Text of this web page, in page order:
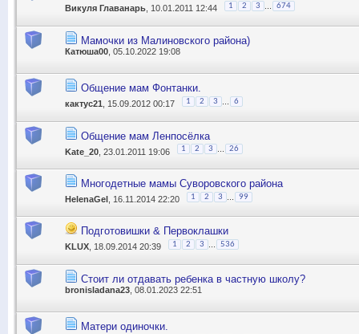
Викуля Главанарь , 10.01.2011 12:44 1 2 3 674
Мамочки из Малиновского района)
Катюша00 , 05.10.2022 19:08
Общение мам Фонтанки.
кактус21 , 15.09.2012 00:17 1 2 3 6
Общение мам Ленпосёлка
Kate_20 , 23.01.2011 19:06 1 2 3 26
Многодетные мамы Суворовского района
HelenaGel , 16.11.2014 22:20 1 2 3 99
Подготовишки & Первоклашки
KLUX , 18.09.2014 20:39 1 2 3 536
Стоит ли отдавать ребенка в частную школу?
bronisladana23 , 08.01.2023 22:51
Матери одиночки.